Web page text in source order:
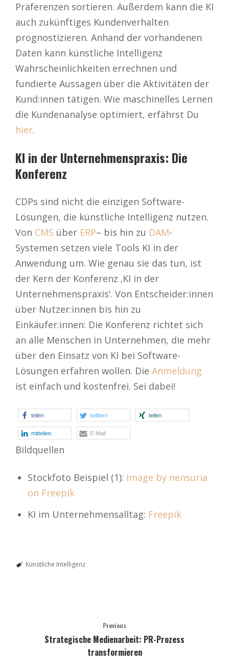
Präferenzen sortieren. Außerdem kann die KI
auch zukünftiges Kundenverhalten
prognostizieren. Anhand der vorhandenen
Daten kann künstliche Intelligenz
Wahrscheinlichkeiten errechnen und
fundierte Aussagen über die Aktivitäten der
Kund:innen tätigen. Wie maschinelles Lernen
die Kundenanalyse optimiert, erfährst Du
hier.
KI in der Unternehmenspraxis: Die
Konferenz
CDPs sind nicht die einzigen Software-
Lösungen, die künstliche Intelligenz nutzen.
Von CMS über ERP– bis hin zu DAM-
Systemen setzen viele Tools KI in der
Anwendung um. Wie genau sie das tun, ist
der Kern der Konferenz ‚KI in der
Unternehmenspraxis‘. Von Entscheider:innen
über Nutzer:innen bis hin zu
Einkäufer:innen: Die Konferenz richtet sich
an alle Menschen in Unternehmen, die mehr
über den Einsatz von KI bei Software-
Lösungen erfahren wollen. Die Anmeldung
ist einfach und kostenfrei. Sei dabei!
teilen twittern teilen
mitteilen E-Mail
Bildquellen
Stockfoto Beispiel (1): Image by nensuria
on Freepik
KI im Unternehmensalltag: Freepik
Künstliche Intelligenz
Previous
Strategische Medienarbeit: PR-Prozess
transformieren